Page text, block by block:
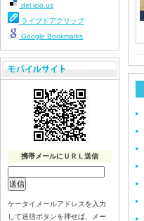
del.icio.us
ライブドアクリップ
Google Bookmarks
携帯メールにＵＲＬ送信
ケータイメールアドレスを入力
して送信ボタンを押せば、メー